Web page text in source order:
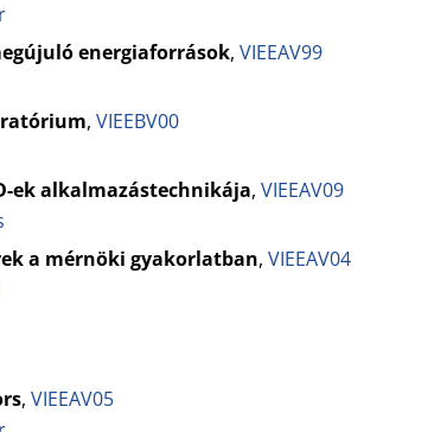
energiaforrások, VIEEAV99
, VIEEBV00
ek alkalmazástechnikája, VIEEAV09
a mérnöki gyakorlatban, VIEEAV04
, VIEEAV05